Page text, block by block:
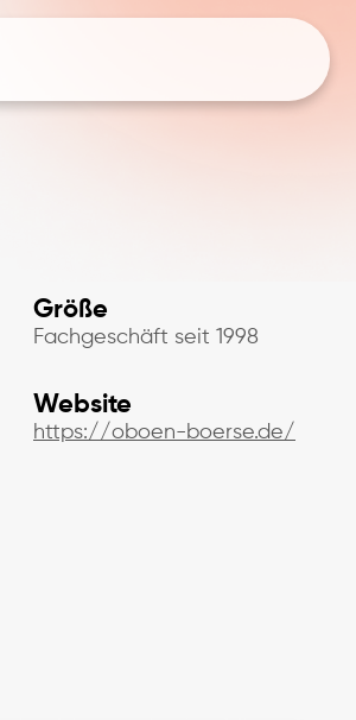
Größe
Fachgeschäft seit 1998
Website
https://oboen-boerse.de/